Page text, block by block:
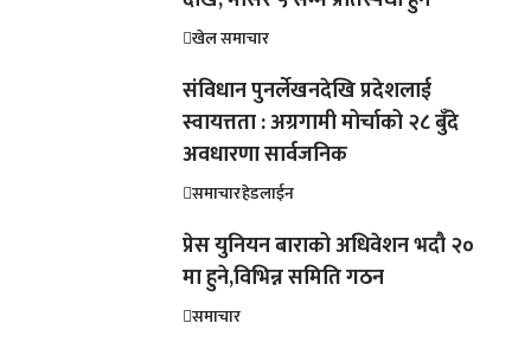
खेल समाचार
संविधान पुनर्लेखनदेखि प्रदेशलाई
स्वायत्तता : अग्रगामी मोर्चाको २८ बुँदे
अवधारणा सार्वजनिक
समाचारहेडलाईन
प्रेस युनियन बाराको अधिवेशन भदौ २०
मा हुने,विभिन्न समिति गठन
समाचार